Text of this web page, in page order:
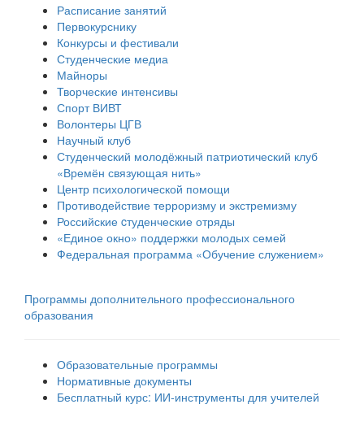
Расписание занятий
Первокурснику
Конкурсы и фестивали
Студенческие медиа
Майноры
Творческие интенсивы
Спорт ВИВТ
Волонтеры ЦГВ
Научный клуб
Студенческий молодёжный патриотический клуб
«Времён связующая нить»
Центр психологической помощи
Противодействие терроризму и экстремизму
Российские cтуденческие отряды
«Единое окно» поддержки молодых семей
Федеральная программа «Обучение служением»
Программы дополнительного профессионального
образования
Образовательные программы
Нормативные документы
Бесплатный курс: ИИ‑инструменты для учителей